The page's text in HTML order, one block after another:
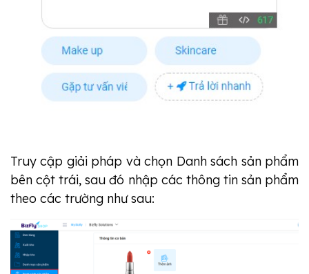
Truy cập giải pháp và chọn Danh sách sản phẩm
bên cột trái, sau đó nhập các thông tin sản phẩm
theo các trường như sau: